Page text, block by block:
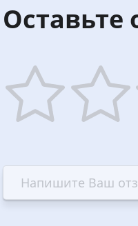
Оставьте
Terrible
Bad